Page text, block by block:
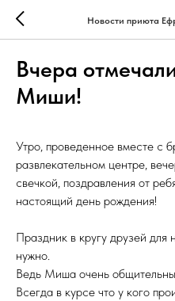
Новости приюта
Вчера
Миши!
Утро, проведенное вместе с
развлекательном центре,
свечкой, поздравления от
настоящий день рождения!
Праздник в кругу друзей для
нужно.
Ведь Миша очень
Всегда в курсе что у кого